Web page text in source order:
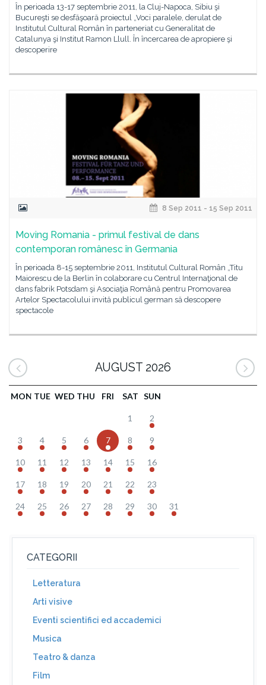
În perioada 13-17 septembrie 2011, la Cluj-Napoca, Sibiu şi
Bucureşti se desfăşoară proiectul „Voci paralele, derulat de
Institutul Cultural Român în parteneriat cu Generalitat de
Catalunya şi Institut Ramon Llull. În încercarea de apropiere şi
descoperire
8 Sep 2011 - 15 Sep 2011
Moving Romania - primul festival de dans
contemporan românesc în Germania
În perioada 8-15 septembrie 2011, Institutul Cultural Român „Titu
Maiorescu de la Berlin în colaborare cu Centrul Internaţional de
dans fabrik Potsdam şi Asociaţia Română pentru Promovarea
Artelor Spectacolului invită publicul german să descopere
spectacole
AUGUST 2026
MON TUE WED THU FRI SAT SUN
1 2
3 4 5 6 7 8 9
10 11 12 13 14 15 16
17 18 19 20 21 22 23
24 25 26 27 28 29 30 31
CATEGORII
Letteratura
Arti visive
Eventi scientifici ed accademici
Musica
Teatro & danza
Film